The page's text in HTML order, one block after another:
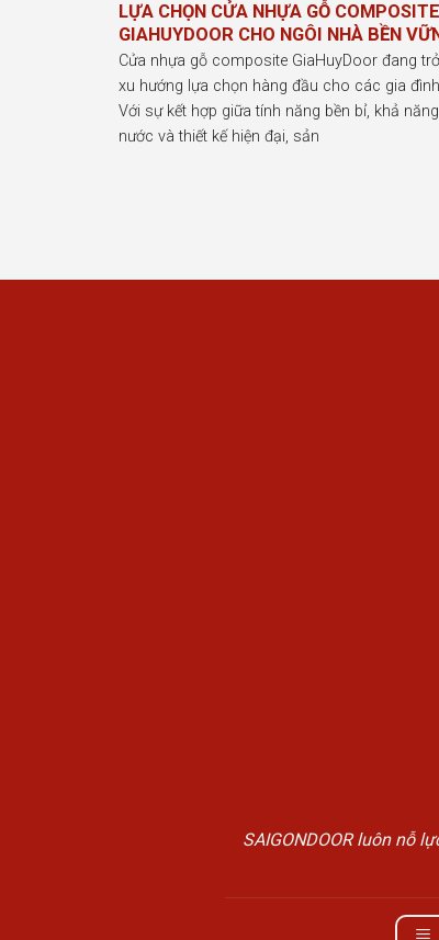
LỰA CHỌN CỬA NHỰA GỖ COMPOSITE
GIAHUYDOOR CHO NGÔI NHÀ BỀN
Cửa nhựa gỗ composite GiaHuyDoor đang
xu hướng lựa chọn hàng đầu cho các gia
Với sự kết hợp giữa tính năng bền bỉ, khả
nước và thiết kế hiện đại, sản
SAIGONDOOR luôn nỗ